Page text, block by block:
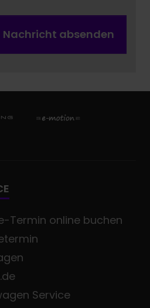
Nachricht absenden
Termin online buchen
Service